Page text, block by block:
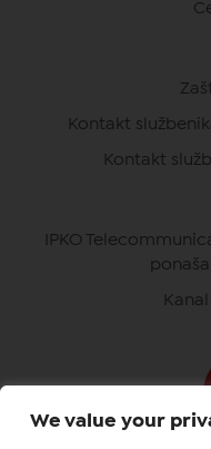
We value your
Kontakt
Kontakt
IPKO